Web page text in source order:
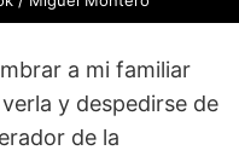
a mi familiar
y despedirse de
de la